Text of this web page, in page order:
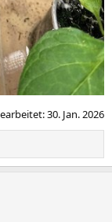
30. Jan. 2026